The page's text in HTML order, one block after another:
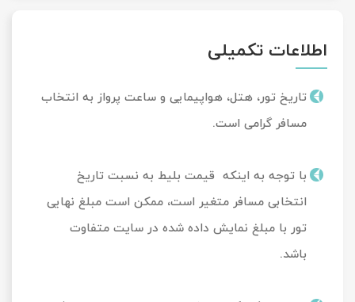
اطلاعات تکمیلی
تاریخ تور، هتل، هواپیمایی و ساعت پرواز به انتخاب
مسافر گرامی است.
با توجه به اینکه قیمت بلیط به نسبت تاریخ
انتخابی مسافر متغیر است، ممکن است مبلغ نهایی
تور با مبلغ نمایش داده شده در سایت متفاوت
باشد.